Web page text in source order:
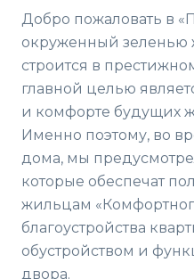
Добро пожаловать в
окруженный зеленью
строится в
главной целью
и комфорте будущих
Именно поэтому, во
дома, мы
которые обеспечат
жильцам
благоустройства
обустройством и
двора.